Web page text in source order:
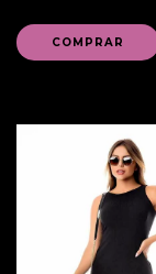
COMPRAR